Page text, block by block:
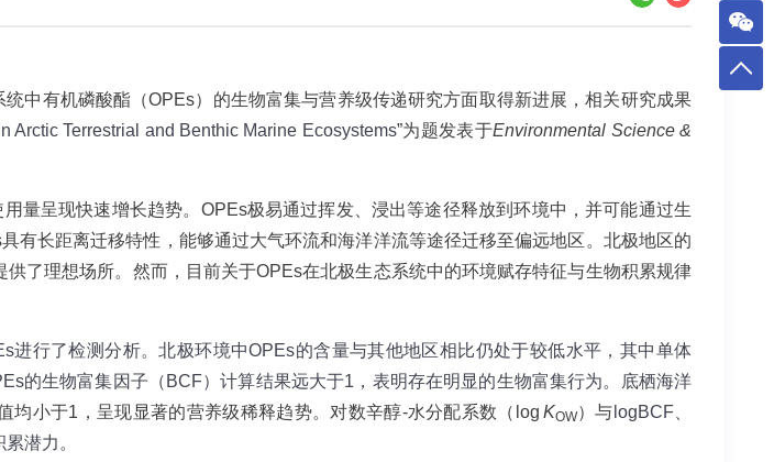
统中有机磷酸酯（OPEs）的生物富集与营养级传递研究方面取得新进展，相关研究成果
Arctic Terrestrial and Benthic Marine Ecosystems”为题发表于Environmental Science &
量呈现快速增长趋势。OPEs极易通过挥发、浸出等途径释放到环境中，并可能通过生
有长距离迁移特性，能够通过大气环流和海洋洋流等途径迁移至偏远地区。北极地区的
了理想场所。然而，目前关于OPEs在北极生态系统中的环境赋存特征与生物积累规律
进行了检测分析。北极环境中OPEs的含量与其他地区相比仍处于较低水平，其中单体
的生物富集因子（ BCF）计算结果远大于1 ，表明存在明显的生物富集行为。底栖海洋
均小于1 ，呈现显著的营养级稀释趋势。对数辛醇-水分配系数（ log KOW）与 logBCF、
潜力。